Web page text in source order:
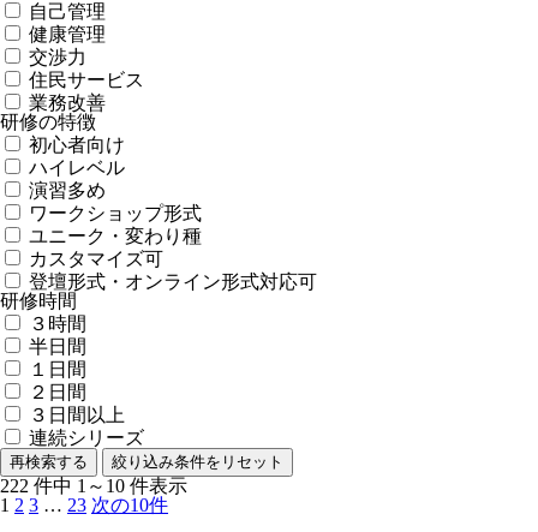
自己管理
健康管理
交渉力
住民サービス
業務改善
研修の特徴
初心者向け
ハイレベル
演習多め
ワークショップ形式
ユニーク・変わり種
カスタマイズ可
登壇形式・オンライン形式対応可
研修時間
３時間
半日間
１日間
２日間
３日間以上
連続シリーズ
再検索する 絞り込み条件をリセット
222 件中 1～10 件表示
1 2 3 … 23 次の10件